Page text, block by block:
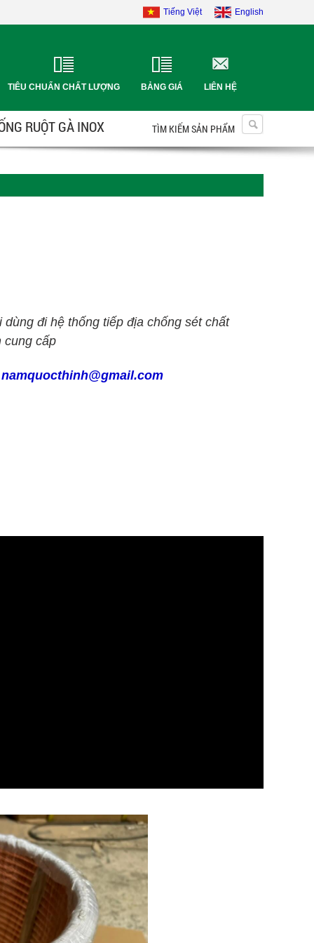
Tiếng Việt English
TIÊU CHUẨN CHẤT LƯỢNG BẢNG GIÁ LIÊN HỆ
RUỘT GÀ INOX TÌM KIẾM SẢN PHẨM
đi hệ thống tiếp địa chống sét chất
cung cấp
namquocthinh@gmail.com